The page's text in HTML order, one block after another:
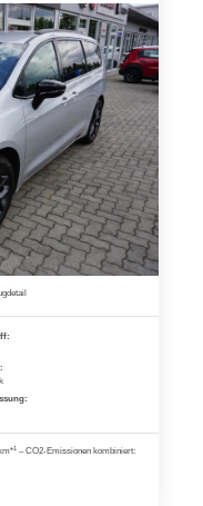
1 – CO2-Emissionen kombiniert: